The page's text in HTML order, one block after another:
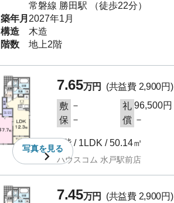
常磐線 勝田駅 （徒歩22分）
築年月 2027年1月
構造
木造
階数
地上2階
写真を見る
7.65万円
(共益費 2,900円)
敷 － 礼 96,500円
保 － 償 －
1階 / 1LDK / 50.14㎡
ハウスコム 水戸駅前店
7.45万円
(共益費 2,900円)